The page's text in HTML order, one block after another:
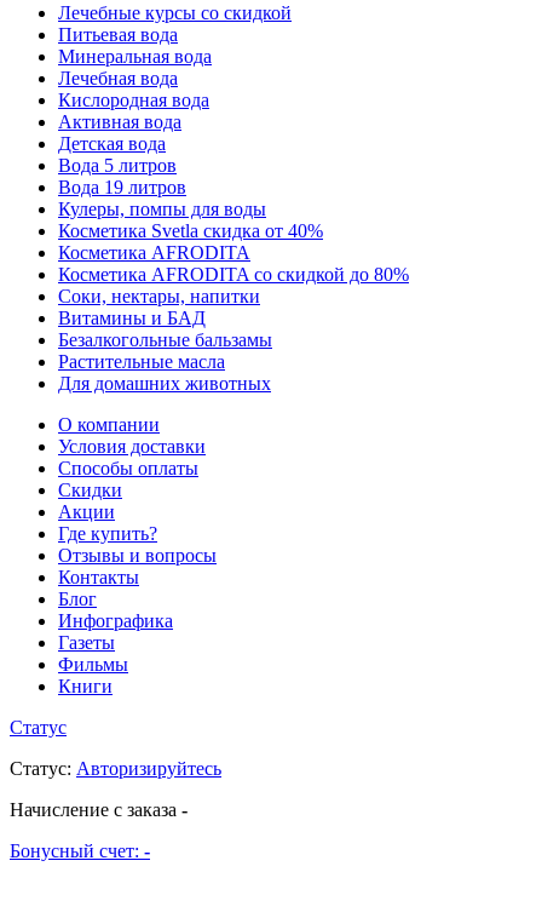
Лечебные курсы со скидкой
Питьевая вода
Минеральная вода
Лечебная вода
Кислородная вода
Активная вода
Детская вода
Вода 5 литров
Вода 19 литров
Кулеры, помпы для воды
Косметика Svetla скидка от 40%
Косметика AFRODITA
Косметика AFRODITA со скидкой до 80%
Соки, нектары, напитки
Витамины и БАД
Безалкогольные бальзамы
Растительные масла
Для домашних животных
О компании
Условия доставки
Способы оплаты
Скидки
Акции
Где купить?
Отзывы и вопросы
Контакты
Блог
Инфографика
Газеты
Фильмы
Книги
Статус
Статус: Авторизируйтесь
Начисление с заказа -
Бонусный счет: -